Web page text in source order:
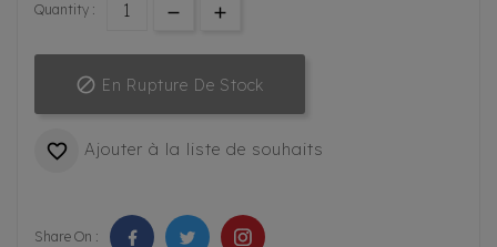
Quantity :
 En Rupture De Stock
 Ajouter à la liste de souhaits
Share On :